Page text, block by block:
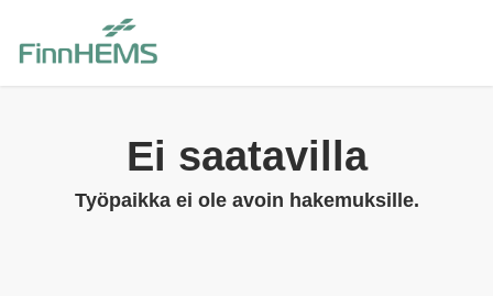
Ei saatavilla
Työpaikka ei ole avoin hakemuksille.